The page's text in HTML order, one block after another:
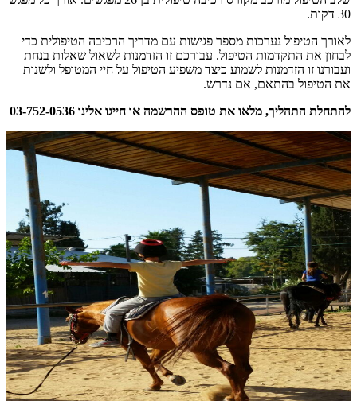
30 דקות.
לאורך הטיפול נערכות מספר פגישות עם מדריך הרכיבה הטיפולית כדי
לבחון את התקדמות הטיפול. עבורכם זו הזדמנות לשאול שאלות בנחת
ועבורנו זו הזדמנות לשמוע כיצד משפיע הטיפול על חיי המטופל ולשנות
את הטיפול בהתאם, אם נדרש.
להתחלת התהליך, מלאו את טופס ההרשמה או חייגו אלינו 03-752-0536